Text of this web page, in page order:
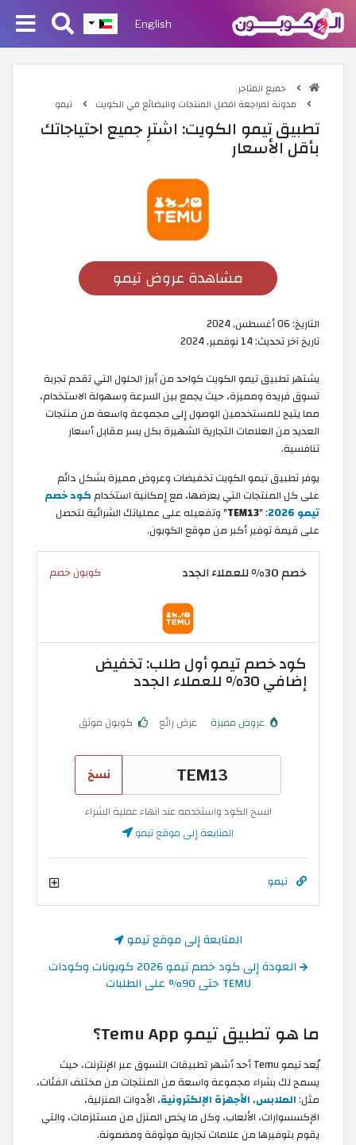
English
جميع المتاجر
مدونة لمراجعة افضل المنتجات والبضائع في الكويت
تيمو
تطبيق تيمو الكويت: اشترِ جميع احتياجاتك
بأقل الأسعار
مشاهدة عروض تيمو
التاريخ:06 أغسطس, 2024
تاريخ آخر تحديث:14 نوفمبر, 2024
يشتهر تطبيق تيمو الكويت كواحد من أبرز الحلول التي تقدم تجربة
تسوق فريدة ومميزة، حيث يجمع بين السرعة وسهولة الاستخدام،
مما يتيح للمستخدمين الوصول إلى مجموعة واسعة من منتجات
العديد من العلامات التجارية الشهيرة بكل يسر مقابل أسعار
تنافسية.
يوفر تطبيق تيمو الكويت تخفيضات وعروض مميزة بشكل دائم
على كل المنتجات التي يعرضها، مع إمكانية استخدام كود خصم
تيمو 2026
: "
TEM13" وتفعيله على عملياتك الشرائية لتحصل
على قيمة توفير أكبر من موقع الكوبون.
خصم 30% للعملاء الجدد كوبون خصم
كود خصم تيمو أول طلب: تخفيض
إضافي 30% للعملاء الجدد
عروض مميزة عرض رائع كوبون موثق
نسخ
انسخ الكود واستخدمه عند انهاء عملية الشراء
المتابعة إلى موقع تيمو
تيمو
المتابعة إلى موقع تيمو
العودة إلى كود خصم تيمو 2026 كوبونات وكودات
TEMU حتى 90% على الطلبات
ما هو تطبيق تيمو Temu App؟
يُعد تيمو Temu أحد أشهر تطبيقات التسوق عبر الإنترنت، حيث
يسمح لك بشراء مجموعة واسعة من المنتجات من مختلف الفئات،
مثل:الملابس، الأجهزة الإلكترونية، الأدوات المنزلية،
الإكسسوارات، الألعاب، وكل ما يخص المنزل من مستلزمات، والتي
يقوم بتوفيرها من علامات تجارية موثوقة ومضمونة.